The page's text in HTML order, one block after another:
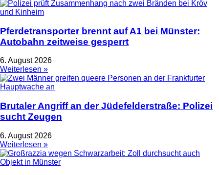
Pferdetransporter brennt auf A1 bei Münster:
Autobahn zeitweise gesperrt
6. August 2026
Weiterlesen »
Brutaler Angriff an der Jüdefelderstraße: Polizei
sucht Zeugen
6. August 2026
Weiterlesen »